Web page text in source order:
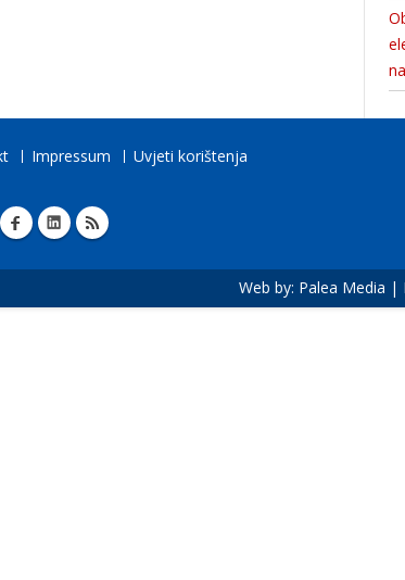
Impressum Uvjeti korištenja
Web by: Palea Media |